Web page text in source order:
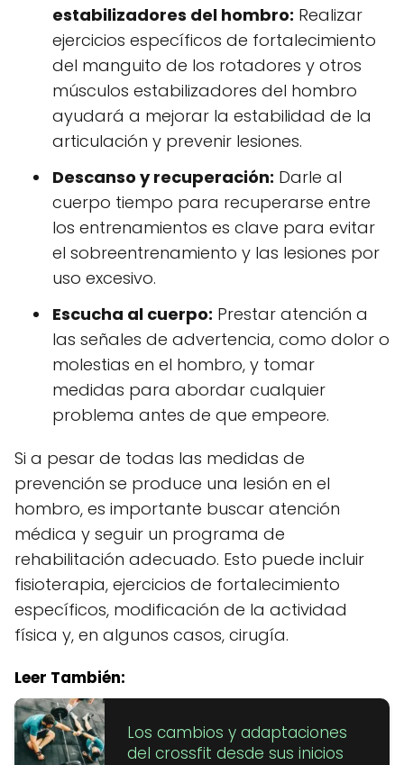
estabilizadores del hombro: Realizar
ejercicios específicos de fortalecimiento
del manguito de los rotadores y otros
músculos estabilizadores del hombro
ayudará a mejorar la estabilidad de la
articulación y prevenir lesiones.
Descanso y recuperación: Darle al
cuerpo tiempo para recuperarse entre
los entrenamientos es clave para evitar
el sobreentrenamiento y las lesiones por
uso excesivo.
Escucha al cuerpo: Prestar atención a
las señales de advertencia, como dolor o
molestias en el hombro, y tomar
medidas para abordar cualquier
problema antes de que empeore.
Si a pesar de todas las medidas de
prevención se produce una lesión en el
hombro, es importante buscar atención
médica y seguir un programa de
rehabilitación adecuado. Esto puede incluir
fisioterapia, ejercicios de fortalecimiento
específicos, modificación de la actividad
física y, en algunos casos, cirugía.
Leer También:
Los cambios y adaptaciones
del crossfit desde sus inicios